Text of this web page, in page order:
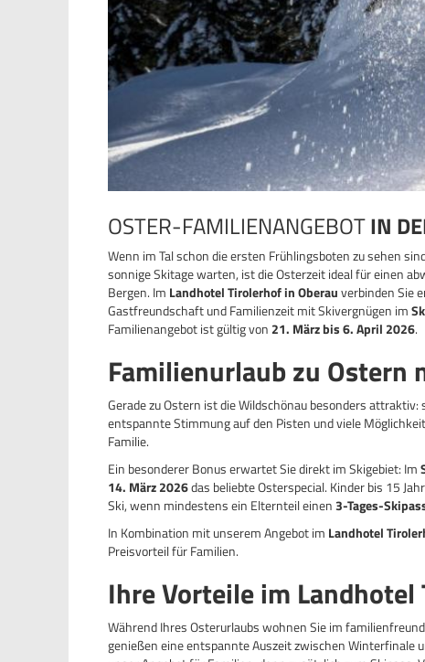
OSTER-FAMILIENANGEBOTIN
Wenn im Tal schon die ersten Frühlingsboten zu sehen
sonnige Skitage warten, ist die Osterzeit ideal für einen
Bergen. Im Landhotel Tirolerhof in Oberauverbinden Sie
Gastfreundschaft und Familienzeit mit Skivergnügen im
Familienangebot ist gültig von 21. März bis 6. April 2026.
Familienurlaub zu Ostern
Gerade zu Ostern ist die Wildschönau besonders
entspannte Stimmung auf den Pisten und viele
Familie.
Ein besonderer Bonus erwartet Sie direkt im Skigebiet: Im
14. März 2026das beliebte Osterspecial. Kinder bis 15
Ski, wenn mindestens ein Elternteil einen3-Tages-
In Kombination mit unserem Angebot im Landhotel
Preisvorteil für Familien.
Ihre Vorteile im
Während Ihres Osterurlaubs wohnen Sie im
genießen eine entspannte Auszeit zwischen Winterfinale